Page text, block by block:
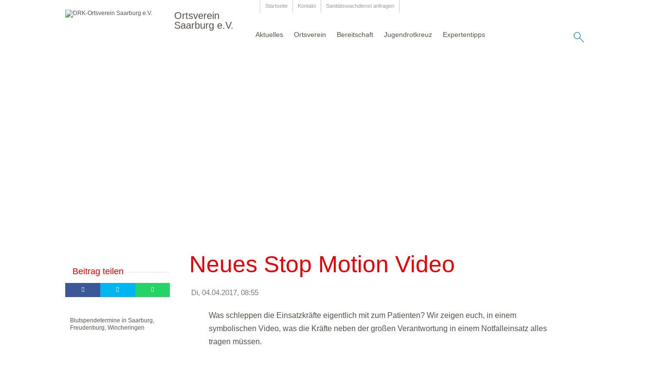
Ortsverein
Saarburg e.V.
Startseite Kontakt Sanitätswachdienst anfragen
Aktuelles Ortsverein Bereitschaft Jugendrotkreuz Expertentipps
Neues Stop Motion Video
Di, 04.04.2017, 08:55
Was schleppen die Einsatzkräfte eigentlich mit zum Patienten? Wir zeigen euch, in einem
symbolischen Video, was die Kräfte neben der großen Verantwortung in einem Notfalleinsatz alles
tragen müssen.
Beitrag teilen
Blutspendetermine in Saarburg,
Freudenburg, Wincheringen